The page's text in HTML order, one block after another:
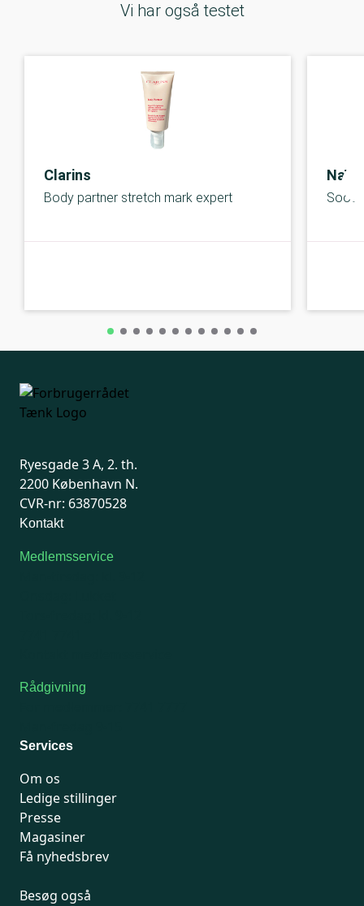
Vi har også testet
Clarins
Body partner stretch mark expert
Naïf
Ryesgade 3 A, 2. th.
2200 København N.
CVR-nr: 63870528
Kontakt
Medlemsservice
Rådgivning
Services
Om os
Ledige stillinger
Presse
Magasiner
Få nyhedsbrev
Besøg også